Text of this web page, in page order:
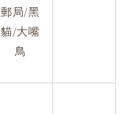
郵局/黑
貓/大嘴
鳥